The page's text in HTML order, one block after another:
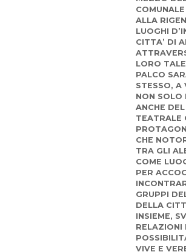
ALLA
LUOGHI
CITTA’ DI
LORO
PALCO
STESSO, A
NON SOLO
ANCHE
TEATRALE
CHE
TRA GLI
COME
PER
GRUPPI
DELLA
INSIEME,
RELAZIONI
VIVE E